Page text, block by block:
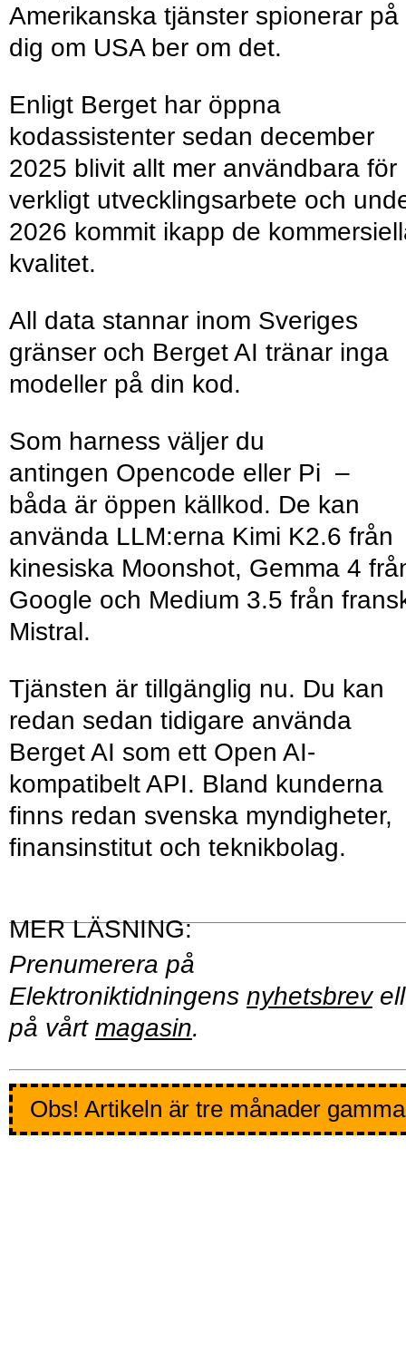
Amerikanska tjänster spionerar på
dig om USA ber om det.
Enligt Berget har öppna
kodassistenter sedan december
2025 blivit allt mer användbara för
verkligt utvecklingsarbete och
2026 kommit ikapp de
kvalitet.
All data stannar inom Sveriges
gränser och Berget AI tränar inga
modeller på din kod.
Som harness väljer du
antingen Opencode eller Pi –
båda är öppen källkod. De kan
använda LLM:erna Kimi K2.6 från
kinesiska Moonshot, Gemma 4
Google och Medium 3.5 från
Mistral.
Tjänsten är tillgänglig nu. Du kan
redan sedan tidigare använda
Berget AI som ett Open AI-
kompatibelt API. Bland kunderna
finns redan svenska myndigheter,
finansinstitut och teknikbolag.
Prenumerera på
Elektroniktidningens nyhetsbrev
på vårt magasin.
Obs! Artikeln är tre månader